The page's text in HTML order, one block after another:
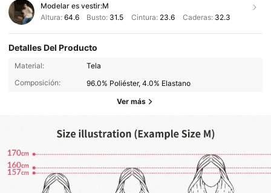
Modelar es vestir:M
Altura: 64.6 Busto: 31.5 Cintura: 23.6 Caderas: 32.3
Detalles Del Producto
Material:
Tela
Composición:
96.0% Poliéster, 4.0% Elastano
Ver más